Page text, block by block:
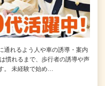
通れるよう人や車の誘導・案内
慣れるまで、歩行者の誘導や声
。 未経験で始め…